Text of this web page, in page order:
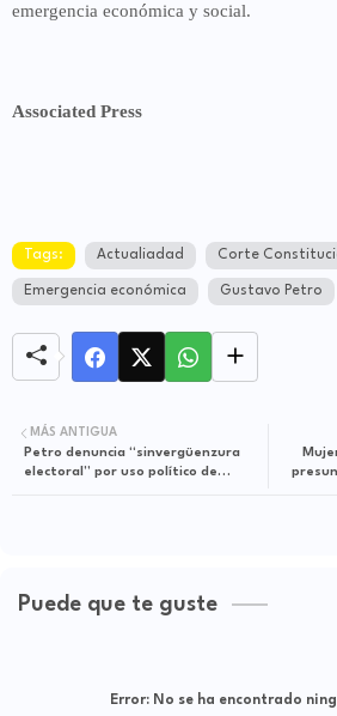
emergencia económica y social.
Associated Press
Tags: Actualiadad Corte
Emergencia económica Gustavo Petro
MÁS ANTIGUA
Petro denuncia “sinvergüenzura
electoral” por uso político de
Puede que te guste
Error:No se ha encontrado